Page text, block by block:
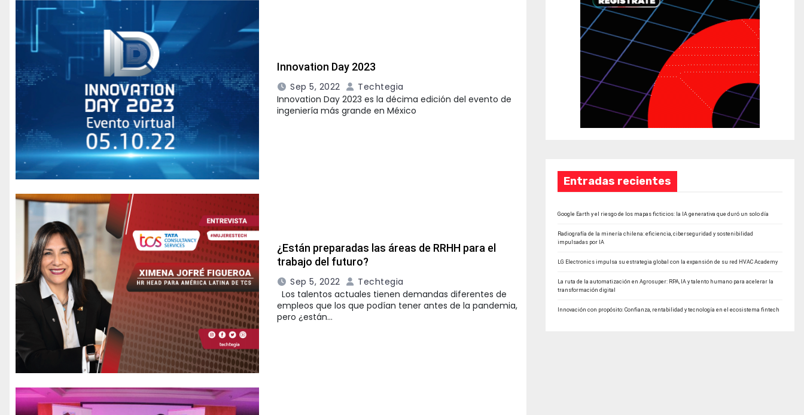
Innovation Day 2023
Sep 5, 2022
Techtegia
Innovation Day 2023 es la décima edición del evento de
ingeniería más grande en México
¿Están preparadas las áreas de RRHH para el
trabajo del futuro?
Sep 5, 2022
Techtegia
Los talentos actuales tienen demandas diferentes de
empleos que los que podían tener antes de la pandemia,
pero ¿están…
Entradas recientes
Google Earth y el riesgo de los mapas ficticios: la IA generativa que duró un solo día
Radiografía de la minería chilena: eficiencia, ciberseguridad y sostenibilidad
impulsadas por IA
LG Electronics impulsa su estrategia global con la expansión de su red HVAC Academy
La ruta de la automatización en Agrosuper: RPA, IA y talento humano para acelerar la
transformación digital
Innovación con propósito: Confianza, rentabilidad y tecnología en el ecosistema fintech